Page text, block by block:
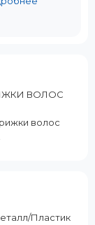
ВОЛОС
волос
Пластик